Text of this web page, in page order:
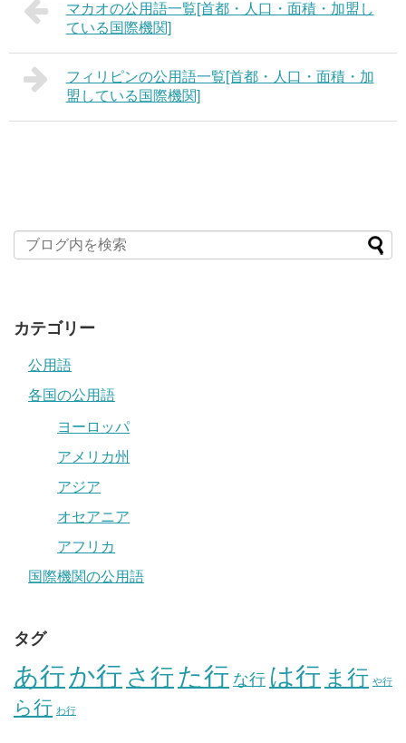
マカオの公用語一覧[首都・人口・面積・加盟し
ている国際機関]
フィリピンの公用語一覧[首都・人口・面積・加
盟している国際機関]
カテゴリー
公用語
各国の公用語
ヨーロッパ
アメリカ州
アジア
オセアニア
アフリカ
国際機関の公用語
タグ
あ行か行 さ行た行 な行 は行 ま行 や行
ら行 わ行